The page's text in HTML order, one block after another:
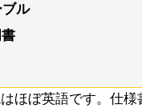
ル
ほぼ英語です。仕様